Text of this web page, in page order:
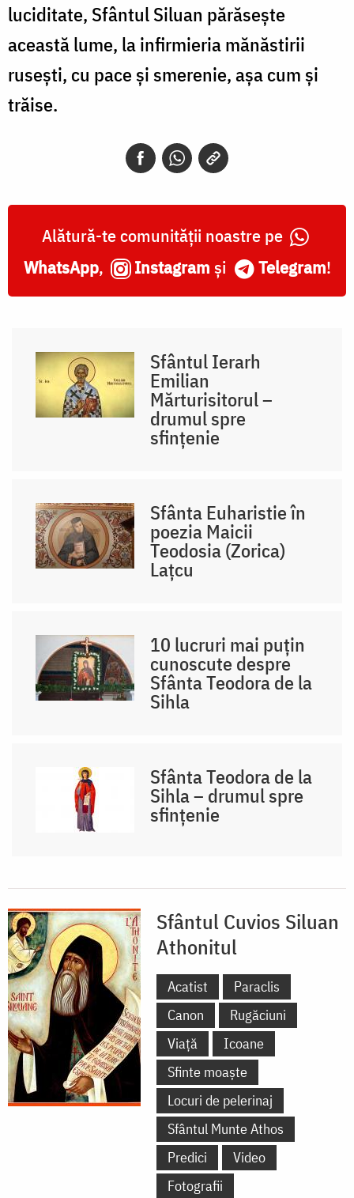
luciditate, Sfântul Siluan părăsește
această lume, la infirmieria mănăstirii
rusești, cu pace și smerenie, așa cum și
trăise.
Alătură-te comunității noastre pe
WhatsApp, Instagram și Telegram!
Sfântul Ierarh
Emilian
Mărturisitorul –
drumul spre
sfințenie
Sfânta Euharistie în
poezia Maicii
Teodosia (Zorica)
Lațcu
10 lucruri mai puțin
cunoscute despre
Sfânta Teodora de la
Sihla
Sfânta Teodora de la
Sihla – drumul spre
sfințenie
Sfântul Cuvios Siluan
Athonitul
Acatist
Paraclis
Canon
Rugăciuni
Viață
Icoane
Sfinte moaște
Locuri de pelerinaj
Sfântul Munte Athos
Predici
Video
Fotografii